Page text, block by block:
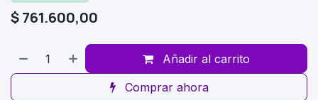
$761.600,00
Añadir al carrito
Comprar ahora